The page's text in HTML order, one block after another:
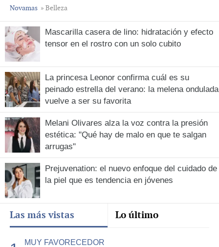
Novamas » Belleza
Mascarilla casera de lino: hidratación y efecto
tensor en el rostro con un solo cubito
La princesa Leonor confirma cuál es su
peinado estrella del verano: la melena ondulada
vuelve a ser su favorita
Melani Olivares alza la voz contra la presión
estética: "Qué hay de malo en que te salgan
arrugas"
Prejuvenation: el nuevo enfoque del cuidado de
la piel que es tendencia en jóvenes
Las más vistas Lo último
MUY FAVORECEDOR